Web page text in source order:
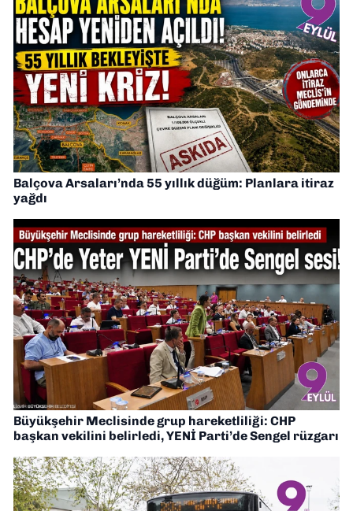
Balçova Arsaları’nda 55 yıllık düğüm: Planlara itiraz
yağdı
Büyükşehir Meclisinde grup hareketliliği: CHP
başkan vekilini belirledi, YENİ Parti’de Sengel rüzgarı